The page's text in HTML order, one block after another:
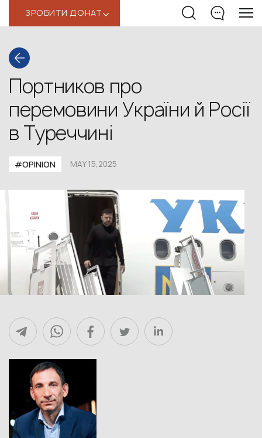
ЗРОБИТИ ДОНАТ‹
Портников про
перемовини України й Росії
в Туреччині
#OPINION MAY 15,2025